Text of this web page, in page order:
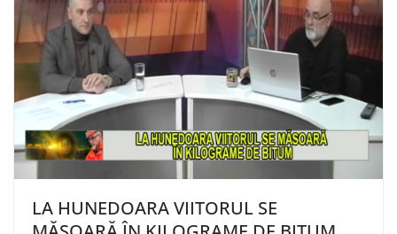
LA HUNEDOARA VIITORUL SE